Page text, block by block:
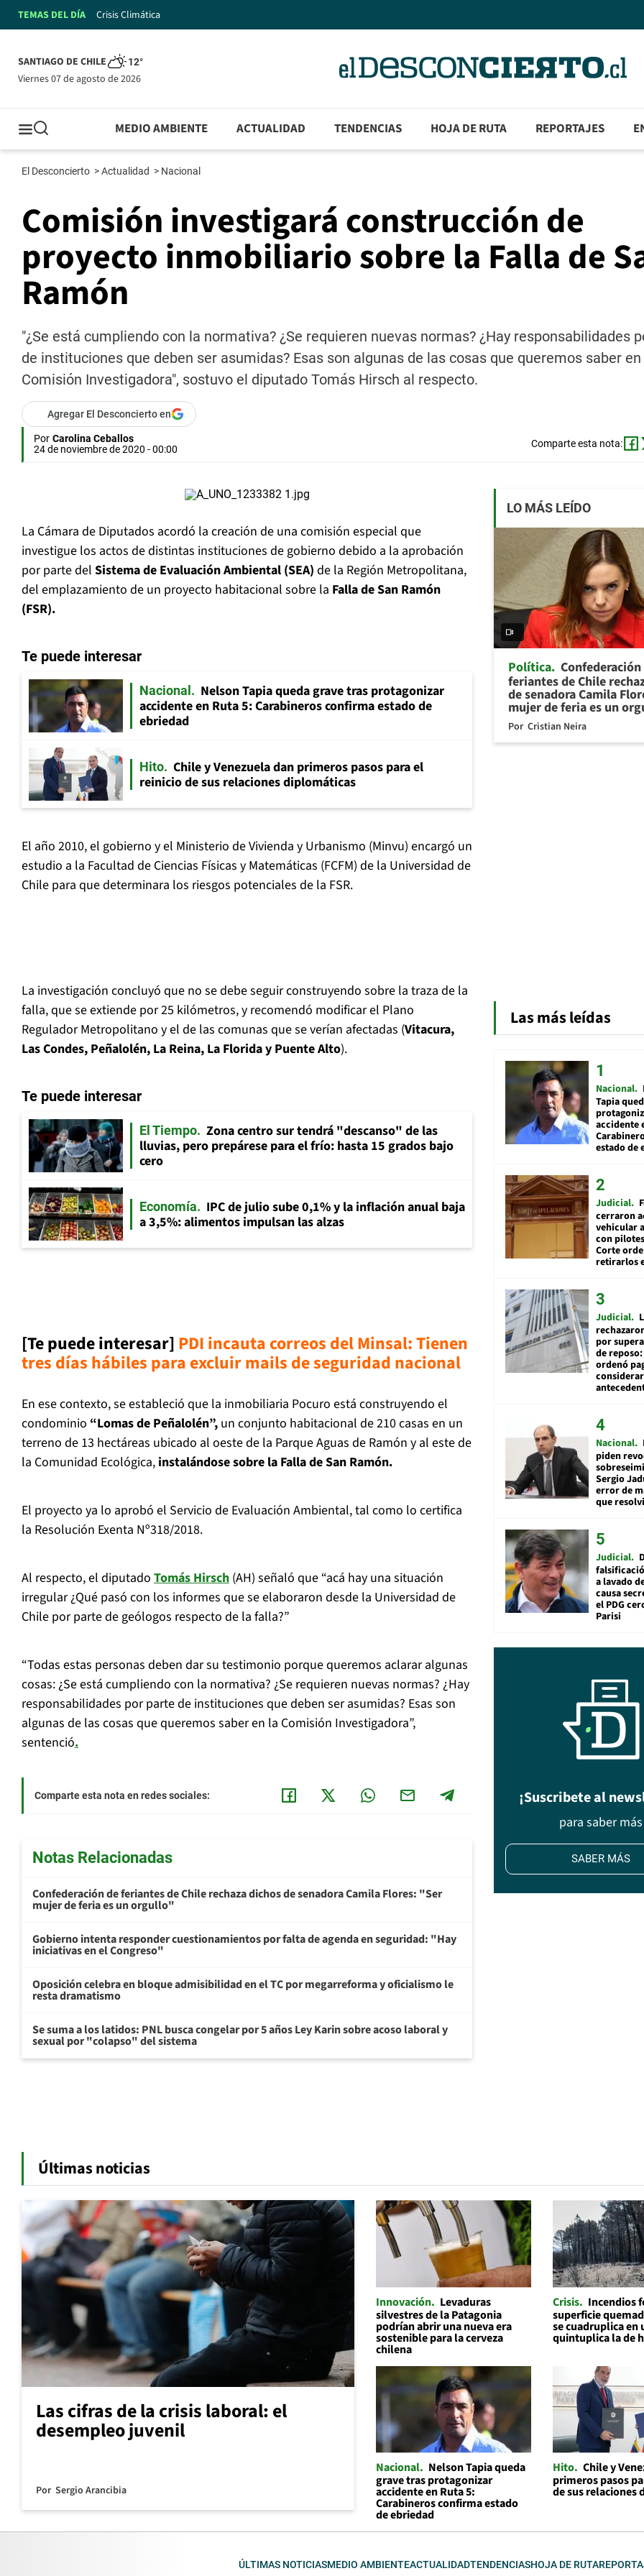
TEMAS DEL DÍA Crisis Climática
SANTIAGO DE CHILE 12°
viernes 07 de agosto de 2026
MEDIO AMBIENTE ACTUALIDAD TENDENCIAS HOJA DE RUTA REPORTAJES
El Desconcierto >Actualidad > Nacional
Comisión investigará construcción de
proyecto inmobiliario sobre la Falla de
Ramón
"¿Se está cumpliendo con la normativa? ¿Se requieren nuevas normas? ¿Hay responsabilidades
de instituciones que deben ser asumidas? Esas son algunas de las cosas que queremos saber en
Comisión Investigadora", sostuvo el diputado Tomás Hirsch al respecto.
Agregar El Desconcierto en
Por Carolina Ceballos
24 de noviembre de 2020 - 00:00
Comparte esta nota:
La Cámara de Diputados acordó la creación de una comisión especial que
investigue los actos de distintas instituciones de gobierno debido a la aprobación
por parte del Sistema de Evaluación Ambiental (SEA) de la Región Metropolitana,
del emplazamiento de un proyecto habitacional sobre la Falla de San Ramón
(FSR).
Te puede interesar
Nacional
Nelson Tapia queda grave tras protagonizar
accidente en Ruta 5: Carabineros confirma estado de
ebriedad
Hito
Chile y Venezuela dan primeros pasos para el
reinicio de sus relaciones diplomáticas
El año 2010, el gobierno y el Ministerio de Vivienda y Urbanismo (Minvu) encargó un
estudio a la Facultad de Ciencias Físicas y Matemáticas (FCFM) de la Universidad de
Chile para que determinara los riesgos potenciales de la FSR.
La investigación concluyó que no se debe seguir construyendo sobre la traza de la
falla, que se extiende por 25 kilómetros, y recomendó modificar el Plano
Regulador Metropolitano y el de las comunas que se verían afectadas (Vitacura,
Las Condes, Peñalolén, La Reina, La Florida y Puente Alto).
Te puede interesar
El Tiempo
Zona centro sur tendrá "descanso" de las
lluvias, pero prepárese para el frío: hasta 15 grados bajo
cero
Economía
IPC de julio sube 0,1% y la inflación anual baja
a 3,5%: alimentos impulsan las alzas
[Te puede interesar] PDI incauta correos del Minsal: Tienen
tres días hábiles para excluir mails de seguridad nacional
En ese contexto, se estableció que la inmobiliaria Pocuro está construyendo el
condominio “Lomas de Peñalolén”, un conjunto habitacional de 210 casas en un
terreno de 13 hectáreas ubicado al oeste de la Parque Aguas de Ramón y al este de
la Comunidad Ecológica, instalándose sobre la Falla de San Ramón.
El proyecto ya lo aprobó el Servicio de Evaluación Ambiental, tal como lo certifica
la Resolución Exenta Nº318/2018.
Al respecto, el diputado Tomás Hirsch (AH) señaló que “acá hay una situación
irregular ¿Qué pasó con los informes que se elaboraron desde la Universidad de
Chile por parte de geólogos respecto de la falla?”
“Todas estas personas deben dar su testimonio porque queremos aclarar algunas
cosas: ¿Se está cumpliendo con la normativa? ¿Se requieren nuevas normas? ¿Hay
responsabilidades por parte de instituciones que deben ser asumidas? Esas son
algunas de las cosas que queremos saber en la Comisión Investigadora”,
sentenció.
Comparte esta nota en redes sociales:
Notas Relacionadas
Confederación de feriantes de Chile rechaza dichos de senadora Camila Flores: "Ser
mujer de feria es un orgullo"
Gobierno intenta responder cuestionamientos por falta de agenda en seguridad: "Hay
iniciativas en el Congreso"
Oposición celebra en bloque admisibilidad en el TC por megarreforma y oficialismo le
resta dramatismo
Se suma a los latidos: PNL busca congelar por 5 años Ley Karin sobre acoso laboral y
sexual por "colapso" del sistema
LO MÁS LEÍDO
Política Confederación
feriantes de Chile
de senadora Camila
mujer de feria es un
Por Cristian Neira
Las más leídas
Nacional
Tapia
accidente
estado de
Judicial
cerraron
vehicular
con
Corte
retirarlos
Judicial
por
de
ordenó
Nacional
piden
Sergio
error de
que
Judicial
a lavado
causa
el PDG
Parisi
¡Suscribete al
para saber más
SABER MÁS
Últimas noticias
Las cifras de la crisis laboral: el
desempleo juvenil
Por Sergio Arancibia
Innovación
Levaduras
silvestres de la Patagonia
podrían abrir una nueva era
sostenible para la cerveza
chilena
Crisis Incendios
superficie
se cuadruplica en
quintuplica la de
Nacional
Nelson Tapia queda
grave tras protagonizar
accidente en Ruta 5:
Carabineros confirma estado
de ebriedad
Hito Chile y
primeros pasos
de sus relaciones
ÚLTIMAS NOTICIASMEDIO AMBIENTEACTUALIDADTENDENCIASHOJA DE RUTA